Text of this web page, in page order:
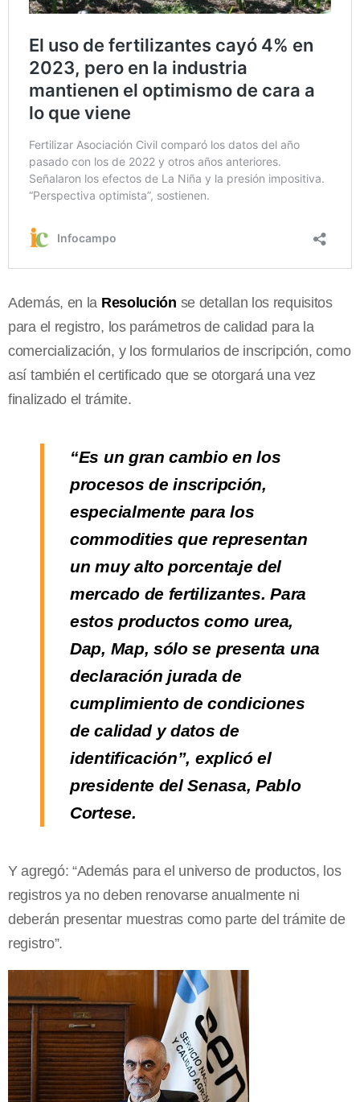
Además, en la Resolución se detallan los requisitos
para el registro, los parámetros de calidad para la
comercialización, y los formularios de inscripción, como
así también el certificado que se otorgará una vez
finalizado el trámite.
“Es un gran cambio en los
procesos de inscripción,
especialmente para los
commodities que representan
un muy alto porcentaje del
mercado de fertilizantes. Para
estos productos como urea,
Dap, Map, sólo se presenta una
declaración jurada de
cumplimiento de condiciones
de calidad y datos de
identificación”, explicó el
presidente del Senasa, Pablo
Cortese.
Y agregó: “Además para el universo de productos, los
registros ya no deben renovarse anualmente ni
deberán presentar muestras como parte del trámite de
registro”.